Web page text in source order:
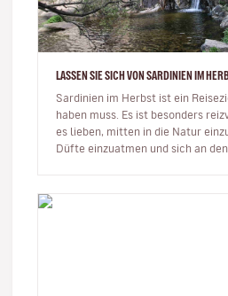
LASSEN SIE SICH VON SARDINIEN IM
Sardinien im Herbst ist ein
haben muss. Es ist besonders
es lieben, mitten in die Natur
Düfte einzuatmen und sich an